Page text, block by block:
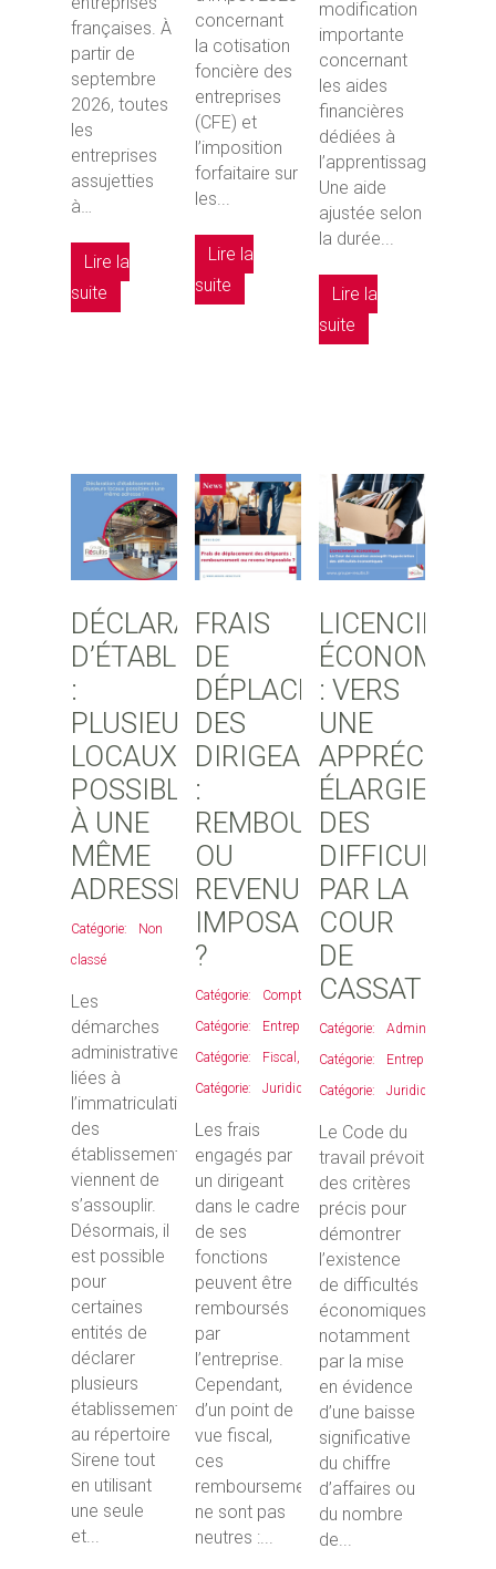
françaises. À
partir de
septembre
2026, toutes
les
entreprises
assujetties
à…
Lire la
suite
concernant
la cotisation
foncière des
entreprises
(CFE) et
l’imposition
forfaitaire sur
les...
Lire la
suite
modification
importante
concernant
les aides
financières
dédiées à
l’apprentissage.
Une aide
ajustée selon
la durée...
Lire la
suite
DÉCLARATION
D’ÉTABLISSEMENTS
:
PLUSIEURS
LOCAUX
POSSIBLES
À UNE
MÊME
ADRESSE
Non
classé
Les
démarches
administratives
liées à
l’immatriculation
des
établissements
viennent de
s’assouplir.
Désormais, il
est possible
pour
certaines
entités de
déclarer
plusieurs
établissements
au répertoire
Sirene tout
en utilisant
une seule
et...
FRAIS
DE
DÉPLACEMENT
DES
DIRIGEANTS
:
REMBOURSEMENT
OU
REVENU
IMPOSABLE
?
Comptable,
Entreprises,
Fiscal
Juridique
Les frais
engagés par
un dirigeant
dans le cadre
de ses
fonctions
peuvent être
remboursés
par
l’entreprise.
Cependant,
d’un point de
vue fiscal,
ces
remboursements
ne sont pas
neutres :...
: VERS
UNE
ÉLARGIE
DES
DIFFICULTÉS
PAR LA
COUR
DE
CASSATION
Administratif
Entreprises
Juridique
Le Code du
travail prévoit
des critères
précis pour
démontrer
l’existence
de difficultés
économiques,
notamment
par la mise
en évidence
d’une baisse
significative
du chiffre
d’affaires ou
du nombre
de...